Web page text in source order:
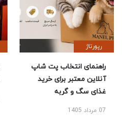
رپورتاژ
راهنمای انتخاب پت شاپ
آنلاین معتبر برای خرید
غذای سگ و گربه
07 مرداد 1405